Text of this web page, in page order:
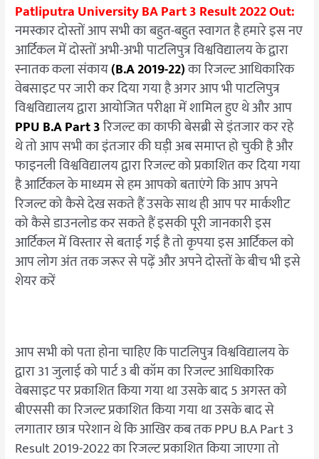
Patliputra University BA Part 3 Result 2022 Out:
नमस्कार दोस्तों आप सभी का बहुत-बहुत स्वागत है हमारे इस नए
आर्टिकल में दोस्तों अभी-अभी पाटलिपुत्र विश्वविद्यालय के द्वारा
स्नातक कला संकाय(B.A 2019-22)का रिजल्ट आधिकारिक
वेबसाइट पर जारी कर दिया गया है अगर आप भी पाटलिपुत्र
विश्वविद्यालय द्वारा आयोजित परीक्षा में शामिल हुए थे और आप
PPU B.A Part 3रिजल्ट का काफी बेसब्री से इंतजार कर रहे
थे तो आप सभी का इंतजार की घड़ी अब समाप्त हो चुकी है और
फाइनली विश्वविद्यालय द्वारा रिजल्ट को प्रकाशित कर दिया गया
है आर्टिकल के माध्यम से हम आपको बताएंगे कि आप अपने
रिजल्ट को कैसे देख सकते हैं उसके साथ ही आप पर मार्कशीट
को कैसे डाउनलोड कर सकते हैं इसकी पूरी जानकारी इस
आर्टिकल में विस्तार से बताई गई है तो कृपया इस आर्टिकल को
आप लोग अंत तक जरूर से पढ़ें और अपने दोस्तों के बीच भी इसे
शेयर करें
आप सभी को पता होना चाहिए कि पाटलिपुत्र विश्वविद्यालय के
द्वारा 31 जुलाई को पार्ट 3 बी कॉम का रिजल्ट आधिकारिक
वेबसाइट पर प्रकाशित किया गया था उसके बाद 5 अगस्त को
बीएससी का रिजल्ट प्रकाशित किया गया था उसके बाद से
लगातार छात्र परेशान थे कि आखिर कब तक PPU B.A Part 3
Result 2019-2022 का रिजल्ट प्रकाशित किया जाएगा तो